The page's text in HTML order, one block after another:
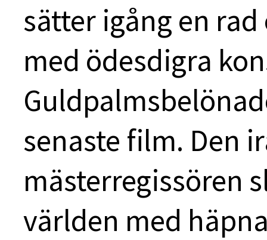
sätter igång en
med ödesdigra
senaste film. Den
mästerregissören
världen med